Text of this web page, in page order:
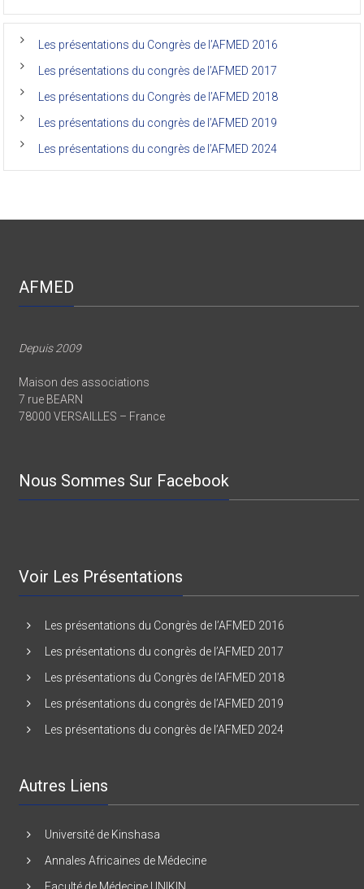
de
(Afmed/Unikin)
vécu
Les présentations du Congrès de l’AFMED 2016
Les présentations du congrès de l’AFMED 2017
Les présentations du Congrès de l’AFMED 2018
Les présentations du congrès de l’AFMED 2019
Les présentations du congrès de l’AFMED 2024
AFMED
Depuis 2009
Maison des associations
7 rue BEARN
78000 VERSAILLES – France
Nous Sommes Sur Facebook
Voir Les Présentations
Les présentations du Congrès de l’AFMED 2016
Les présentations du congrès de l’AFMED 2017
Les présentations du Congrès de l’AFMED 2018
Les présentations du congrès de l’AFMED 2019
Les présentations du congrès de l’AFMED 2024
Autres Liens
Université de Kinshasa
Annales Africaines de Médecine